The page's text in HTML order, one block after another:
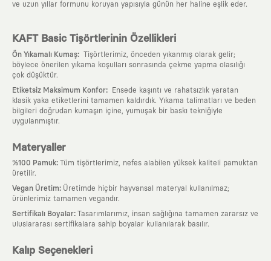
ve uzun yıllar formunu koruyan yapısıyla günün her haline eşlik eder.
KAFT Basic Tişörtlerinin Özellikleri
Ön Yıkamalı Kumaş: Tişörtlerimiz, önceden yıkanmış olarak gelir;
böylece önerilen yıkama koşulları sonrasında çekme yapma olasılığı
çok düşüktür.
Etiketsiz Maksimum Konfor:
Ensede kaşıntı ve rahatsızlık yaratan
klasik yaka etiketlerini tamamen kaldırdık. Yıkama talimatları ve beden
bilgileri doğrudan kumaşın içine, yumuşak bir baskı tekniğiyle
uygulanmıştır.
Materyaller
%100 Pamuk: Tüm tişörtlerimiz, nefes alabilen yüksek kaliteli pamuktan
üretilir.
Vegan Üretim: Üretimde hiçbir hayvansal materyal kullanılmaz;
ürünlerimiz tamamen vegandır.
Sertifikalı Boyalar: Tasarımlarımız, insan sağlığına tamamen zararsız ve
uluslararası sertifikalara sahip boyalar kullanılarak basılır.
Kalıp Seçenekleri